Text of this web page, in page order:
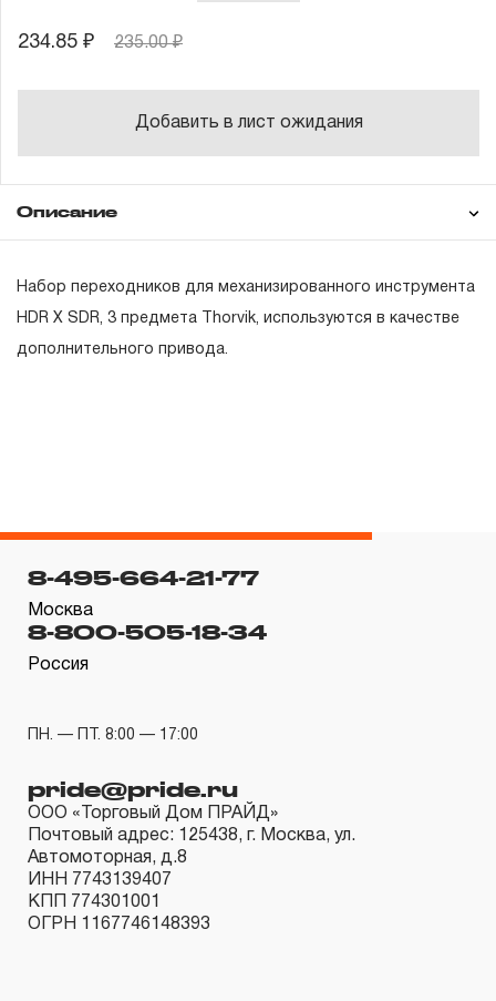
234.85 ₽ 235.00 ₽
Добавить в лист ожидания
Описание
Техническая
документация
Набор переходников для механизированного инструмента
HDR X SDR, 3 предмета Thorvik, используются в качестве
дополнительного привода.
ГАРАНТИЙНЫЕ ОБЯЗАТЕЛЬСТВА.
эксплуатации изделия, а также замена или ремонт
вышедшего из строя инструмента, если при
проведении технической экспертизы было
установлено, что производитель использовал при
изготовлении изделия некачественные материалы или
1.2 «ПОЖИЗНЕННАЯ ГАРАНТИЯ» предоставляется
правил эксплуатации, обслуживания, транспортировки
и хранения, применяемых для ручного слесарно-
монтажного инструмента.
2. Понятие «ОГРАНИЧЕННАЯ ГАРАНТИЯ»
8-495-664-21-77
Москва
8-800-505-18-34
Россия
ПН. — ПТ. 8:00 — 17:00
pride@pride.ru
ООО «Торговый Дом ПРАЙД»
Почтовый адрес: 125438, г. Москва, ул.
Автомоторная, д.8
ИНН 7743139407
КПП 774301001
ОГРН 1167746148393